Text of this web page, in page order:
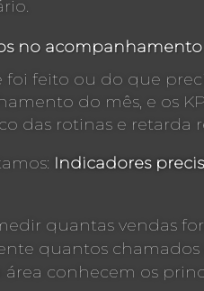
no
feito ou do que
do mês, e os
das rotinas e retarda
Indicadores
quantas vendas
quantos
área conhecem os